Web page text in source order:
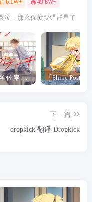
6.1W+ 49.8W+
泣，那么你就要错群星了
经典杯子蛋糕 佐岸 漫画「经典杯子蛋糕」宣布真人日剧化
下一篇
dropkick 翻译 Dropkick